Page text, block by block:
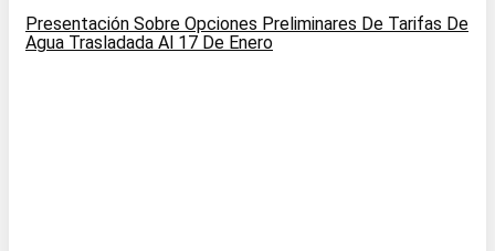
Presentación Sobre Opciones Preliminares De Tarifas De
Agua Trasladada Al 17 De Enero